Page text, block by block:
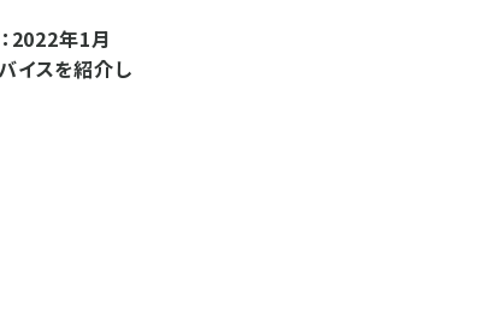
2022年1月
イスを紹介し